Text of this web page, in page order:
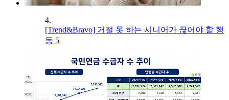
4.
[Trend&Bravo] 거절 못 하는 시니어가 끊어야 할 행
동 5